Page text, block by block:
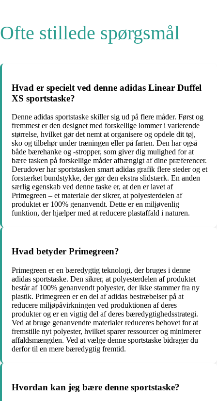
Ofte stillede spørgsmål
Hvad er specielt ved denne adidas Linear Duffel
XS sportstaske?
Denne adidas sportstaske skiller sig ud på flere måder. Først og
fremmest er den designet med forskellige lommer i varierende
størrelse, hvilket gør det nemt at organisere og opdele dit tøj,
sko og tilbehør under træningen eller på farten. Den har også
både bærehanke og -stropper, som giver dig mulighed for at
bære tasken på forskellige måder afhængigt af dine præferencer.
Derudover har sportstasken smart adidas grafik flere steder og et
forstærket bundstykke, der gør den ekstra slidstærk. En anden
særlig egenskab ved denne taske er, at den er lavet af
Primegreen – et materiale der sikrer, at polyesterdelen af
produktet er 100% genanvendt. Dette er en miljøvenlig
funktion, der hjælper med at reducere plastaffald i naturen.
Hvad betyder Primegreen?
Primegreen er en bæredygtig teknologi, der bruges i denne
adidas sportstaske. Den sikrer, at polyesterdelen af produktet
består af 100% genanvendt polyester, der ikke stammer fra ny
plastik. Primegreen er en del af adidas bestræbelser på at
reducere miljøpåvirkningen ved produktionen af deres
produkter og er en vigtig del af deres bæredygtighedsstrategi.
Ved at bruge genanvendte materialer reduceres behovet for at
fremstille nyt polyester, hvilket sparer ressourcer og minimerer
affaldsmængden. Ved at vælge denne sportstaske bidrager du
derfor til en mere bæredygtig fremtid.
Hvordan kan jeg bære denne sportstaske?